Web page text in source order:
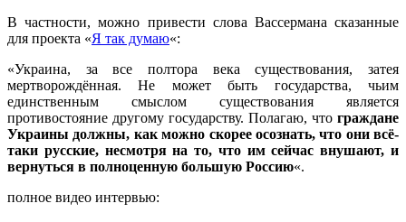
В частности, можно привести слова Вассермана сказанные
для проекта «Я так думаю«:
«Украина, за все полтора века существования, затея
мертворождённая. Не может быть государства, чьим
единственным смыслом существования является
противостояние другому государству. Полагаю, что граждане
Украины должны, как можно скорее осознать, что они всё-
таки русские, несмотря на то, что им сейчас внушают, и
вернуться в полноценную большую Россию«.
полное видео интервью: